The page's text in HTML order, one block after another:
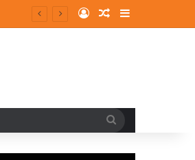
Log InRandom Article
Sidebar